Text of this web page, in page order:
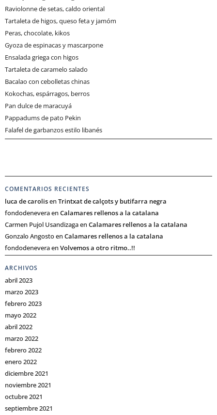
Raviolonne de setas, caldo oriental
Tartaleta de higos, queso feta y jamóm
Peras, chocolate, kikos
Gyoza de espinacas y mascarpone
Ensalada griega con higos
Tartaleta de caramelo salado
Bacalao con cebolletas chinas
Kokochas, espárragos, berros
Pan dulce de maracuyá
Pappadums de pato Pekin
Falafel de garbanzos estilo libanés
COMENTARIOS RECIENTES
luca de carolisen Trintxat de calçots y butifarra negra
fondodeneveraen Calamares rellenos a la catalana
Carmen Pujol Usandizagaen Calamares rellenos a la catalana
Gonzalo Angostoen Calamares rellenos a la catalana
fondodeneveraen Volvemos a otro ritmo..!!
ARCHIVOS
abril 2023
marzo 2023
febrero 2023
mayo 2022
abril 2022
marzo 2022
febrero 2022
enero 2022
diciembre 2021
noviembre 2021
octubre 2021
septiembre 2021